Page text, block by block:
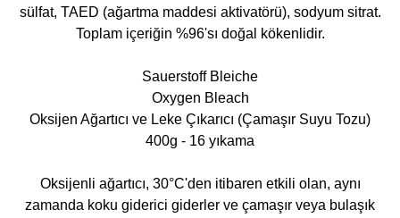
sülfat, TAED (ağartma maddesi aktivatörü), sodyum sitrat.
Toplam içeriğin %96'sı doğal kökenlidir.
Sauerstoff Bleiche
Oxygen Bleach
Oksijen Ağartıcı ve Leke Çıkarıcı (Çamaşır Suyu Tozu)
400g - 16 yıkama
Oksijenli ağartıcı, 30°C'den itibaren etkili olan, aynı
zamanda koku giderici giderler ve çamaşır veya bulaşık